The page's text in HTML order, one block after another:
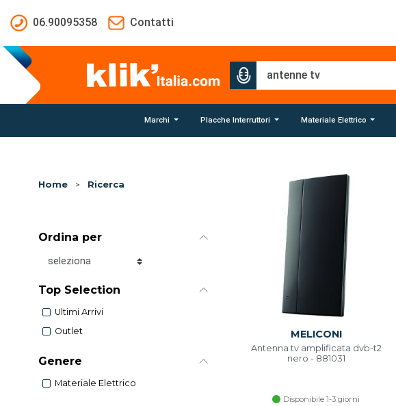
06.90095358
Contatti
Marchi Placche Interruttori Materiale Elettrico
Home > Ricerca
Ordina per
Ordina per
Top Selection
Ultimi Arrivi
Outlet
Genere
Materiale Elettrico
MELICONI
Antenna tv amplificata dvb-t2
nero - 881031
Disponibile 1-3 giorni